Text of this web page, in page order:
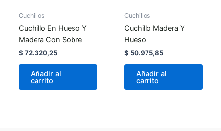
Cuchillos
Cuchillo En Hueso Y
Madera Con Sobre
$ 72.320,25
Añadir al
carrito
Cuchillos
Cuchillo Madera Y
Hueso
$ 50.975,85
Añadir al
carrito